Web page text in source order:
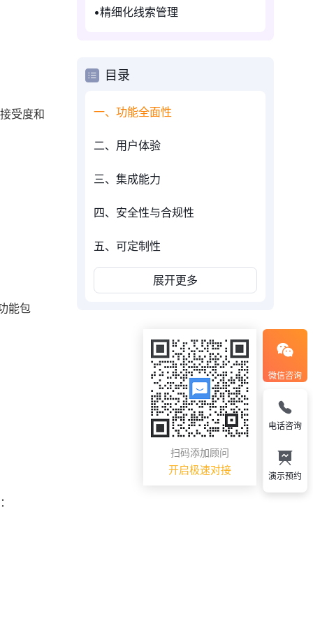
受度和
能包
精细化线索管理
目录
一、功能全面性
二、用户体验
三、集成能力
四、安全性与合规性
五、可定制性
展开更多
微信咨询
扫码添加顾问
开启极速对接
电话咨询
演示预约